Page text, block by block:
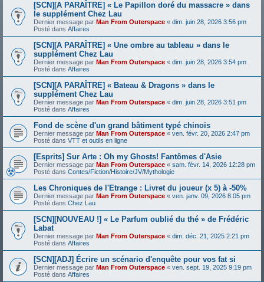
[SCN][A PARAÎTRE] « Le Papillon doré du massacre » dans
le supplément Chez Lau
Dernier message par Man From Outerspace « dim. juin 28, 2026 3:56 pm
Posté dans Affaires
[SCN][A PARAÎTRE] « Une ombre au tableau » dans le
supplément Chez Lau
Dernier message par Man From Outerspace « dim. juin 28, 2026 3:54 pm
Posté dans Affaires
[SCN][A PARAÎTRE] « Bateau & Dragons » dans le
supplément Chez Lau
Dernier message par Man From Outerspace « dim. juin 28, 2026 3:51 pm
Posté dans Affaires
Fond de scène d'un grand bâtiment typé chinois
Dernier message par Man From Outerspace « ven. févr. 20, 2026 2:47 pm
Posté dans VTT et outils en ligne
[Esprits] Sur Arte : Oh my Ghosts! Fantômes d'Asie
Dernier message par Man From Outerspace « sam. févr. 14, 2026 12:28 pm
Posté dans Contes/Fiction/Histoire/JV/Mythologie
Les Chroniques de l'Etrange : Livret du joueur (x 5) à -50%
Dernier message par Man From Outerspace « ven. janv. 09, 2026 8:05 pm
Posté dans Chez Lau
[SCN][NOUVEAU !] « Le Parfum oublié du thé » de Frédéric
Labat
Dernier message par Man From Outerspace « dim. déc. 21, 2025 2:21 pm
Posté dans Affaires
[SCN][ADJ] Écrire un scénario d'enquête pour vos fat si
Dernier message par Man From Outerspace « ven. sept. 19, 2025 9:19 pm
Posté dans Affaires